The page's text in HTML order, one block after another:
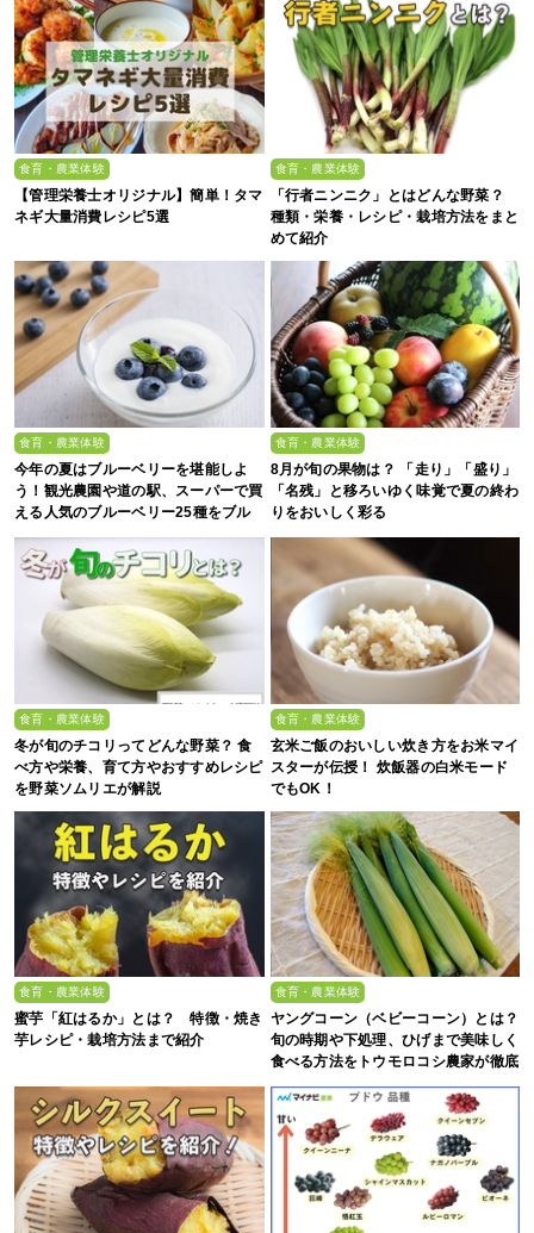
食育・農業体験
【管理栄養士オリジナル】簡単！タマ
ネギ大量消費レシピ5選
食育・農業体験
「行者ニンニク」とはどんな野菜？
種類・栄養・レシピ・栽培方法をまと
めて紹介
食育・農業体験
今年の夏はブルーベリーを堪能しよ
う！観光農園や道の駅、スーパーで買
える人気のブルーベリー25種をブル
ーベリー農家の息子が解説
食育・農業体験
8月が旬の果物は？ 「走り」「盛り」
「名残」と移ろいゆく味覚で夏の終わ
りをおいしく彩る
食育・農業体験
冬が旬のチコリってどんな野菜？ 食
べ方や栄養、育て方やおすすめレシピ
を野菜ソムリエが解説
食育・農業体験
玄米ご飯のおいしい炊き方をお米マイ
スターが伝授！ 炊飯器の白米モード
でもOK！
食育・農業体験
蜜芋「紅はるか」とは？ 特徴・焼き
芋レシピ・栽培方法まで紹介
食育・農業体験
ヤングコーン（ベビーコーン）とは？
旬の時期や下処理、ひげまで美味しく
食べる方法をトウモロコシ農家が徹底
解説！